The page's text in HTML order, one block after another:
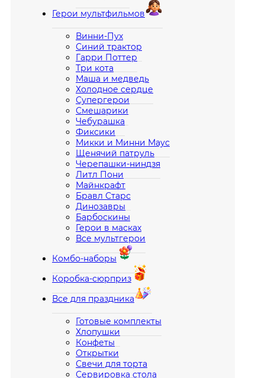
Герои мультфильмов
Винни-Пух
Синий трактор
Гарри Поттер
Три кота
Маша и медведь
Холодное сердце
Супергерои
Смешарики
Чебурашка
Фиксики
Микки и Минни Маус
Щенячий патруль
Черепашки-ниндзя
Литл Пони
Майнкрафт
Бравл Старс
Динозавры
Барбоскины
Герои в масках
Все мультгерои
Комбо-наборы
Коробка-сюрприз
Все для праздника
Готовые комплекты
Хлопушки
Конфеты
Открытки
Свечи для торта
Сервировка стола